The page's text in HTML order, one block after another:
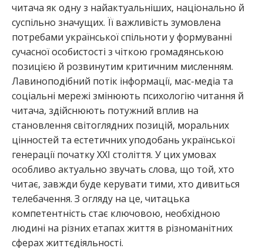
читача як одну з найактуальніших, національно й
суспільно значущих. Її важливість зумовлена
потребами української спільноти у формуванні
сучасної особистості з чіткою громадянською
позицією й розвинутим критичним мисленням.
Лавиноподібний потік інформації, мас-медіа та
соціальні мережі змінюють психологію читання й
читача, здійснюють потужний вплив на
становлення світоглядних позицій, моральних
цінностей та естетичних уподобань української
генерації початку ХХІ століття. У цих умовах
особливо актуально звучать слова, що той, хто
читає, завжди буде керувати тими, хто дивиться
телебачення. З огляду на це, читацька
компетентність стає ключовою, необхідною
людині на різних етапах життя в різноманітних
сферах життєдіяльності.